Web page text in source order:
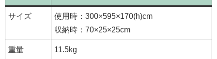
サイズ
使用時：300×595×170(h)cm
収納時：70×25×25cm
重量 11.5kg